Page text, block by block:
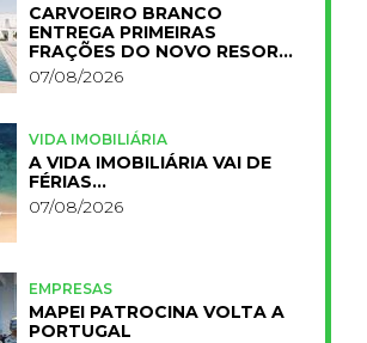
CARVOEIRO BRANCO
ENTREGA PRIMEIRAS
FRAÇÕES DO NOVO RESORT
PRIMELIFE
07/08/2026
VIDA IMOBILIÁRIA
A VIDA IMOBILIÁRIA VAI DE
FÉRIAS…
07/08/2026
EMPRESAS
MAPEI PATROCINA VOLTA A
PORTUGAL